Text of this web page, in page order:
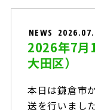
NEWS
2026年7月
大田区）
本日は鎌倉市
送を行いました